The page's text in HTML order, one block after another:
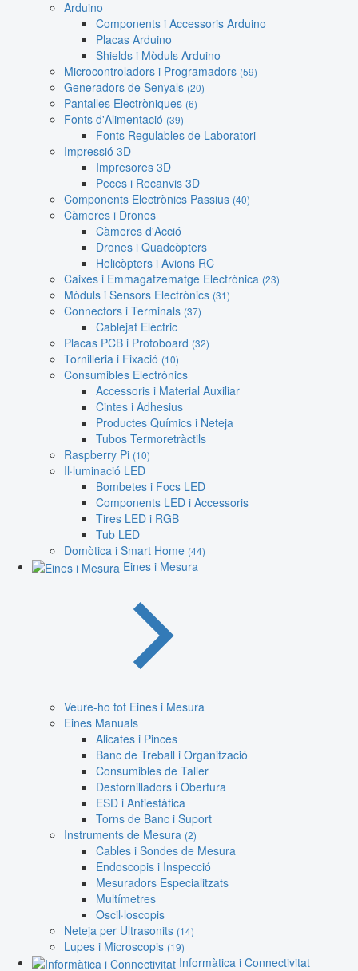
Arduino
Components i Accessoris Arduino
Placas Arduino
Shields i Mòduls Arduino
Microcontroladors i Programadors (59)
Generadors de Senyals (20)
Pantalles Electròniques (6)
Fonts d'Alimentació (39)
Fonts Regulables de Laboratori
Impressió 3D
Impresores 3D
Peces i Recanvis 3D
Components Electrònics Passius (40)
Càmeres i Drones
Càmeres d'Acció
Drones i Quadcòpters
Helicòpters i Avions RC
Caixes i Emmagatzematge Electrònica (23)
Mòduls i Sensors Electrònics (31)
Connectors i Terminals (37)
Cablejat Elèctric
Placas PCB i Protoboard (32)
Tornilleria i Fixació (10)
Consumibles Electrònics
Accessoris i Material Auxiliar
Cintes i Adhesius
Productes Químics i Neteja
Tubos Termoretràctils
Raspberry Pi (10)
Il·luminació LED
Bombetes i Focs LED
Components LED i Accessoris
Tires LED i RGB
Tub LED
Domòtica i Smart Home (44)
Eines i Mesura
Veure-ho tot Eines i Mesura
Eines Manuals
Alicates i Pinces
Banc de Treball i Organització
Consumibles de Taller
Destornilladors i Obertura
ESD i Antiestàtica
Torns de Banc i Suport
Instruments de Mesura (2)
Cables i Sondes de Mesura
Endoscopis i Inspecció
Mesuradors Especialitzats
Multímetres
Oscil·loscopis
Neteja per Ultrasonits (14)
Lupes i Microscopis (19)
Informàtica i Connectivitat